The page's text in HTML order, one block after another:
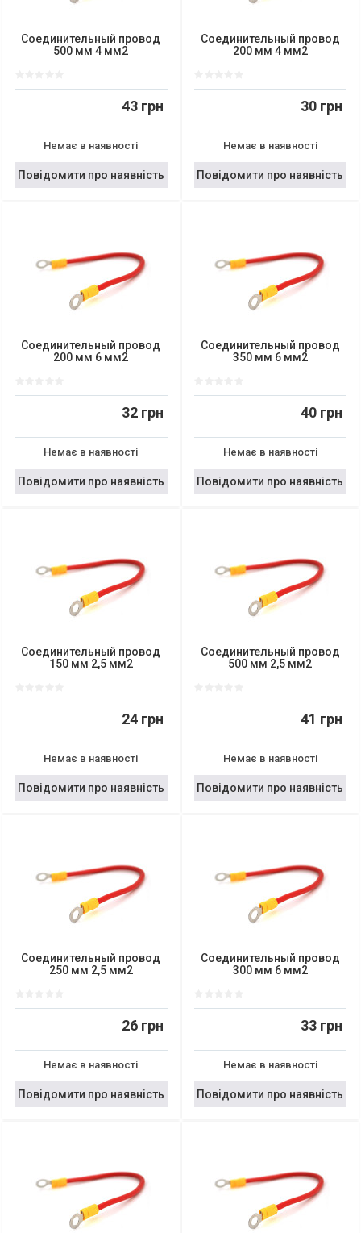
Соединительный провод
500 мм 4 мм2
43 грн
Немає в наявності
Повідомити про наявність
Соединительный провод
200 мм 4 мм2
30 грн
Немає в наявності
Повідомити про наявність
Соединительный провод
200 мм 6 мм2
32 грн
Немає в наявності
Повідомити про наявність
Соединительный провод
350 мм 6 мм2
40 грн
Немає в наявності
Повідомити про наявність
Соединительный провод
150 мм 2,5 мм2
24 грн
Немає в наявності
Повідомити про наявність
Соединительный провод
500 мм 2,5 мм2
41 грн
Немає в наявності
Повідомити про наявність
Соединительный провод
250 мм 2,5 мм2
26 грн
Немає в наявності
Повідомити про наявність
Соединительный провод
300 мм 6 мм2
33 грн
Немає в наявності
Повідомити про наявність